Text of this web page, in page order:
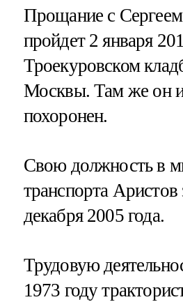
Прощание с
пройдет 2 января
Троекуровском
Москвы. Там же он
похоронен.
Свою должность в
транспорта Аристов
декабря 2005 года.
Трудовую
1973 году